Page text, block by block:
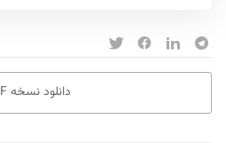
دانلود نسخه PDF